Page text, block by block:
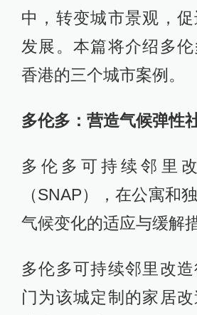
中，转变城市景观，
发展。本篇将介绍多
香港的三个城市案例。
多伦多：营造气候弹性
多伦多可持续邻里
（SNAP），在公寓和
气候变化的适应与缓解
多伦多可持续邻里改
门为该城定制的家居